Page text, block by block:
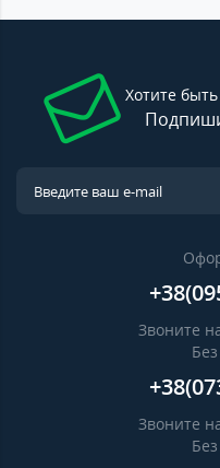
Хотите
Звоните
Звоните